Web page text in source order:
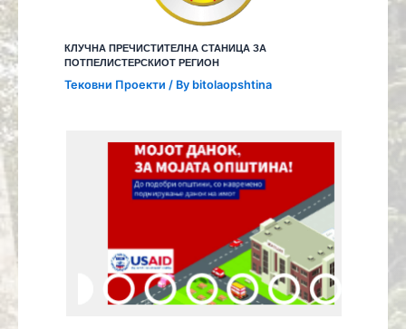
КЛУЧНА ПРЕЧИСТИТЕЛНА СТАНИЦА ЗА
ПОТПЕЛИСТЕРСКИОТ РЕГИОН
Тековни Проекти / By bitolaopshtina